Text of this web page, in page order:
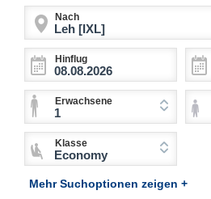
Nach
Hinflug
Erwachsene
1
Klasse
Economy
Mehr Suchoptionen zeigen +